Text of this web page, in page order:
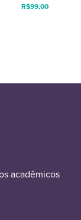
R$99,00
acadêmicos